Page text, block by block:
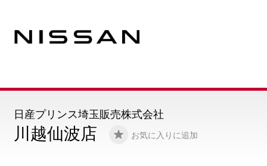
川越仙波店 お気に入りに追加
日産プリンス埼玉販売株式会社